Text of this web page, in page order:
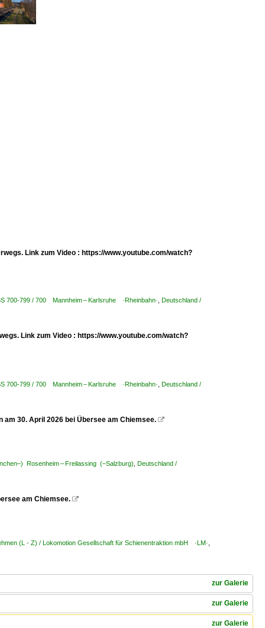
Link zum Video : https://www.youtube.com/watch?
700-799 / 700 Mannheim – Karlsruhe ·Rheinbahn· Deutschland /
Link zum Video : https://www.youtube.com/watch?
700-799 / 700 Mannheim – Karlsruhe ·Rheinbahn· Deutschland /
am 30. April 2026 bei Übersee am Chiemsee. 
Rosenheim – Freilassing (–Salzburg) Deutschland /
am Chiemsee. 
(L - Z) / Lokomotion Gesellschaft für Schienentraktion mbH ·LM·
zur Galerie
zur Galerie
zur Galerie